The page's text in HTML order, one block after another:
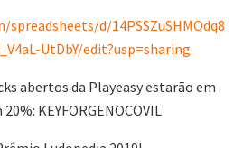
d/14PSSZuSHMOdq8
UtDbY/edit?usp=sharing
abertos da Playeasy estarão em
KEYFORGENOCOVIL